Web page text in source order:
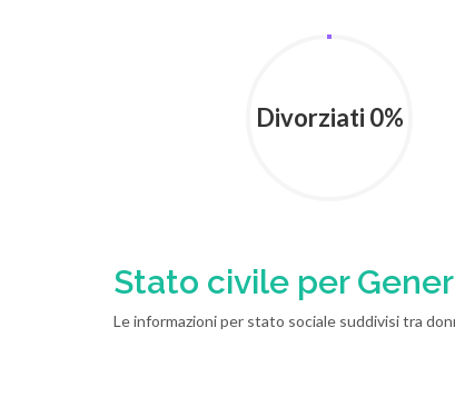
Divorziati 0%
Stato civile per
Le informazioni per stato sociale suddivisi tra